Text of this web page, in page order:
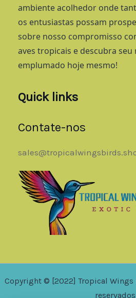
ambiente acolhedor onde
os entusiastas possam
sobre nosso compromisso
aves tropicais e descubra seu
emplumado hoje mesmo!
Quick links
Contate-nos
Copyright © [2022] Tropical
reservados